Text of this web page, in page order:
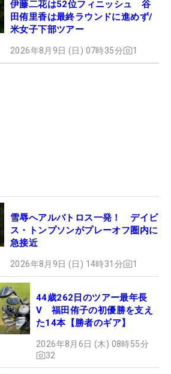
伊藤二花は52位フィニッシュ 谷
田侑里香は最終ラウンドに進めず/
米女子下部ツアー
2026年8月9日 (日) 07時35分 1
雪辱へアルバトロス一発！ デイビ
ス・トンプソンがプレーオフ圏内に
急接近
2026年8月9日 (日) 14時31分 1
44歳262日のツアー最年長
V 福田侑子の初優勝を支え
た14本【勝者のギア】
2026年8月6日 (木) 08時55分
32